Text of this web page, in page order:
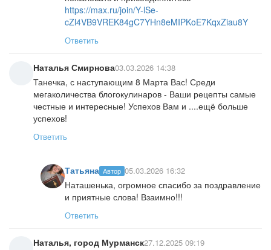
https://max.ru/join/Y-lSe-
cZl4VB9VREK84gC7YHn8eMIPKoE7KqxZiau8Y
Ответить
Наталья Смирнова03.03.2026 14:38
Танечка, с наступающим 8 Марта Вас! Среди
мегаколичества блогокулинаров - Ваши рецепты самые
честные и интересные! Успехов Вам и ....ещё больше
успехов!
Ответить
Татьяна Автор 05.03.2026 16:32
Наташенька, огромное спасибо за поздравление
и приятные слова! Взаимно!!!
Ответить
Наталья, город Мурманск27.12.2025 09:19